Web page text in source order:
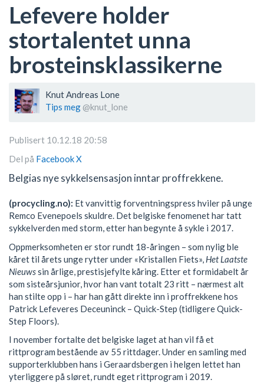
Lefevere holder
stortalentet unna
brosteinsklassikerne
Knut Andreas Lone
Tips meg @knut_lone
Publisert 10.12.18 20:58
Del på FacebookX
Belgias nye sykkelsensasjon inntar proffrekkene.
(procycling.no): Et vanvittig forventningspress hviler på unge
Remco Evenepoels skuldre. Det belgiske fenomenet har tatt
sykkelverden med storm, etter han begynte å sykle i 2017.
Oppmerksomheten er stor rundt 18-åringen – som nylig ble
kåret til årets unge rytter under «Kristallen Fiets», Het Laatste
Nieuwssin årlige, prestisjefylte kåring. Etter et formidabelt år
som sisteårsjunior, hvor han vant totalt 23 ritt – nærmest alt
han stilte opp i – har han gått direkte inn i proffrekkene hos
Patrick Lefeveres Deceuninck – Quick-Step (tidligere Quick-
Step Floors).
I november fortalte det belgiske laget at han vil få et
rittprogram bestående av 55 rittdager. Under en samling med
supporterklubben hans i Geraardsbergen i helgen lettet han
yterliggere på sløret, rundt eget rittprogram i 2019.